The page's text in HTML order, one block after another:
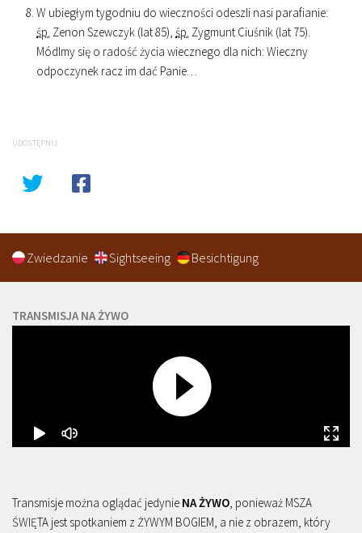
W ubiegłym tygodniu do wieczności odeszli nasi parafianie:
śp. Zenon Szewczyk (lat 85), śp. Zygmunt Ciuśnik (lat 75).
Módlmy się o radość życia wiecznego dla nich: Wieczny
odpoczynek racz im dać Panie…
UDOSTĘPNIJ
Zwiedzanie Sightseeing Besichtigung
TRANSMISJA NA ŻYWO
Transmisje można oglądać jedynie NA ŻYWO, ponieważ MSZA
ŚWIĘTA jest spotkaniem z ŻYWYM BOGIEM, a nie z obrazem, który